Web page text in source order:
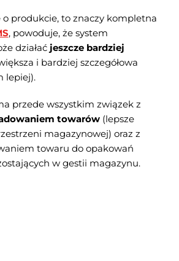
produkcie, to znaczy kompletna
, powoduje, że system
działać jeszcze bardziej
i bardziej szczegółowa
lepiej).
przede wszystkim związek z
towarów (lepsze
magazynowej) oraz z
towaru do opakowań
w gestii magazynu.